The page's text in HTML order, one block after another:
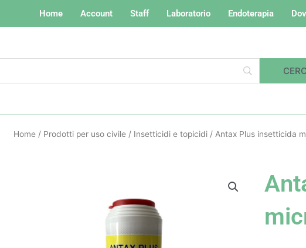
Home Account Staff Laboratorio Endoterapia
Home / Prodotti per uso civile / Insetticidi e topicidi / Antax Plus insetticida